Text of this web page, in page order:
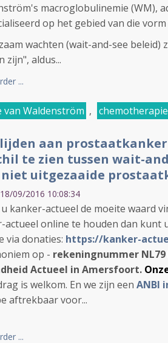
macroglobulinemie (WM),
op het gebied van die
wachten (wait-and-see
zijn", aldus...
...
van Waldenström , chemotherapie
aan
te zien tussen wait-
uitgezaaide
09/2016 10:08:34
kanker-actueel de moeite waard
actueel online te houden dan kunt
via donaties: https://kanker-
op - rekeningnummer NL79
Actueel in Amersfoort.
is welkom. En we zijn een ANBI
aftrekbaar voor...
...